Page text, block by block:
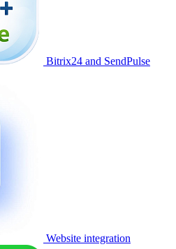
Bitrix24 and SendPulse
Website integration